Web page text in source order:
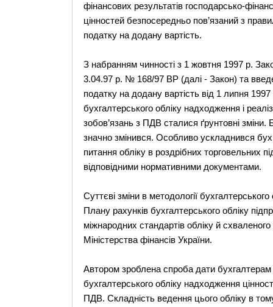
фінансових результатів господарсько-
цінностей безпосередньо пов’язаний з
податку на додану вартість.
З набранням чинності з 1 жовтня 1997 р.
3.04.97 р. № 168/97 ВР (далі - Закон) та
податку на додану вартість від 1 липня
бухгалтерського обліку надходження і
зобов’язань з ПДВ сталися ґрунтовні
значно змінився. Особливо ускладнився
питання обліку в роздрібних торговельних
відповідними нормативними документами.
Суттєві зміни в методології
Плану рахунків бухгалтерського обліку
міжнародних стандартів обліку й
Міністерства фінансів України.
Автором зроблена спроба дати бухгалтерам
бухгалтерського обліку надходження
ПДВ. Складність ведення цього обліку в